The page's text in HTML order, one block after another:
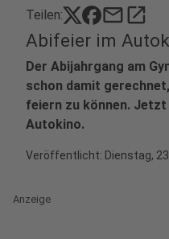
Teilen: mailopen_in_new
Abifeier im
Der Abijahrgang am
schon damit
feiern zu können.
Autokino.
Veröffentlicht: Dienstag,
Anzeige